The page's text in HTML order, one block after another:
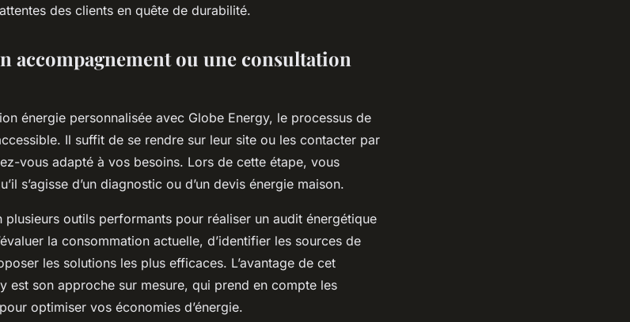
des clients en quête de durabilité.
accompagnement ou une consultation
énergie personnalisée avec Globe Energy, le processus de
Il suffit de se rendre sur leur site ou les contacter par
vous adapté à vos besoins. Lors de cette étape, vous
s’agisse d’un diagnostic ou d’un devis énergie maison.
outils performants pour réaliser un audit énergétique
la consommation actuelle, d’identifier les sources de
les solutions les plus efficaces. L’avantage de cet
est son approche sur mesure, qui prend en compte les
optimiser vos économies d’énergie.